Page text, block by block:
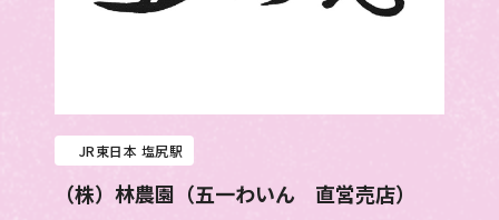
JR東日本 塩尻駅
（株）林農園（五一わいん 直営売店）